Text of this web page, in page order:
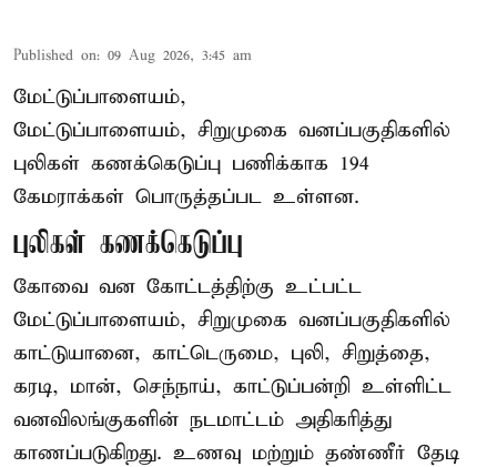
Published on: 09 Aug 2026, 3:45 am
மேட்டுப்பாளையம்,
மேட்டுப்பாளையம், சிறுமுகை வனப்பகுதிகளில்
புலிகள் கணக்கெடுப்பு பணிக்காக 194
கேமராக்கள் பொருத்தப்பட உள்ளன.
புலிகள் கணக்கெடுப்பு
கோவை வன கோட்டத்திற்கு உட்பட்ட
மேட்டுப்பாளையம், சிறுமுகை வனப்பகுதிகளில்
காட்டுயானை, காட்டெருமை, புலி, சிறுத்தை,
கரடி, மான், செந்நாய், காட்டுப்பன்றி உள்ளிட்ட
வனவிலங்குகளின் நடமாட்டம் அதிகரித்து
காணப்படுகிறது. உணவு மற்றும் தண்ணீர் தேடி